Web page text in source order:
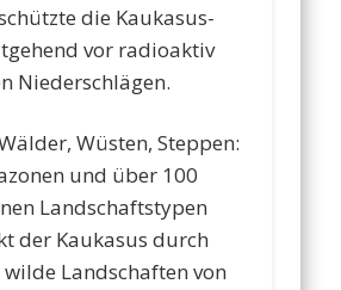
die Kaukasus-
vor radioaktiv
Niederschlägen.
Wüsten, Steppen:
und über 100
Landschaftstypen
der Kaukasus durch
Landschaften von